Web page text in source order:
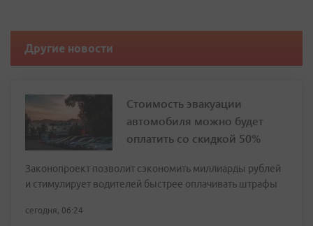
Другие новости
Стоимость эвакуации
автомобиля можно будет
оплатить со скидкой 50%
Законопроект позволит сэкономить миллиарды рублей
и стимулирует водителей быстрее оплачивать штрафы
сегодня, 06:24